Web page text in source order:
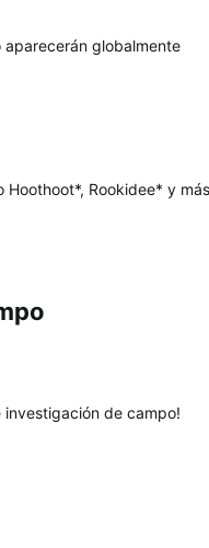
globalmente
Rookidee* y
investigación de campo!